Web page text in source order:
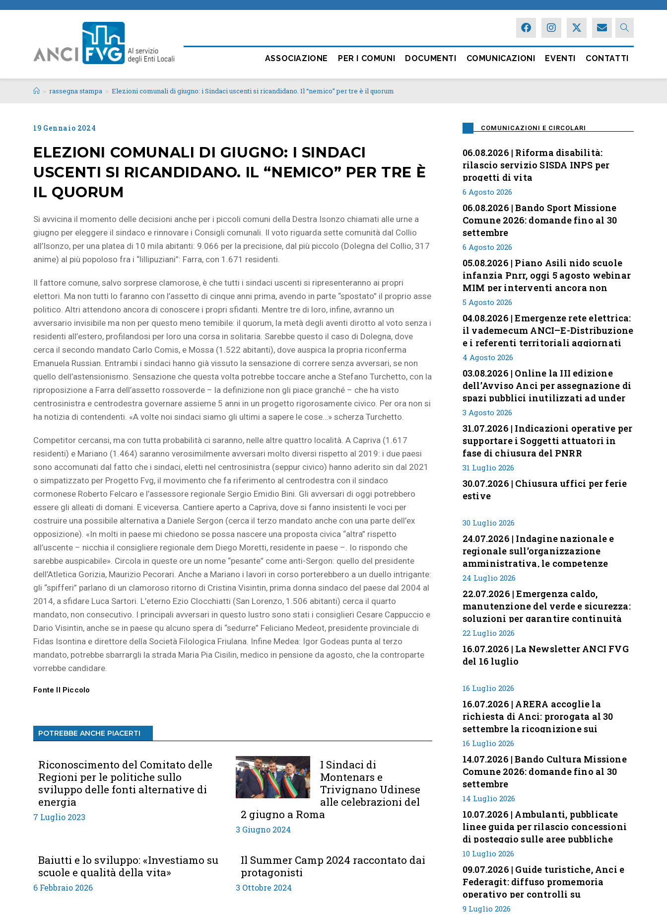
ASSOCIAZIONE PER I COMUNI DOCUMENTI COMUNICAZIONI EVENTI CONTATTI
> rassegna stampa > Elezioni comunali di giugno: i Sindaci uscenti si ricandidano. Il “nemico” per tre è il quorum
19 Gennaio 2024
ELEZIONI COMUNALI DI GIUGNO: I SINDACI
USCENTI SI RICANDIDANO. IL “NEMICO” PER TRE È
IL QUORUM
Si avvicina il momento delle decisioni anche per i piccoli comuni della Destra Isonzo chiamati alle urne a
giugno per eleggere il sindaco e rinnovare i Consigli comunali. Il voto riguarda sette comunità dal Collio
all’Isonzo, per una platea di 10 mila abitanti: 9.066 per la precisione, dal più piccolo (Dolegna del Collio, 317
anime) al più popoloso fra i “lillipuziani”: Farra, con 1.671 residenti.
Il fattore comune, salvo sorprese clamorose, è che tutti i sindaci uscenti si ripresenteranno ai propri
elettori. Ma non tutti lo faranno con l’assetto di cinque anni prima, avendo in parte “spostato” il proprio asse
politico. Altri attendono ancora di conoscere i propri sfidanti. Mentre tre di loro, infine, avranno un
avversario invisibile ma non per questo meno temibile: il quorum, la metà degli aventi dirotto al voto senza i
residenti all’estero, profilandosi per loro una corsa in solitaria. Sarebbe questo il caso di Dolegna, dove
cerca il secondo mandato Carlo Comis, e Mossa (1.522 abitanti), dove auspica la propria riconferma
Emanuela Russian. Entrambi i sindaci hanno già vissuto la sensazione di correre senza avversari, se non
quello dell’astensionismo. Sensazione che questa volta potrebbe toccare anche a Stefano Turchetto, con la
riproposizione a Farra dell’assetto rossoverde – la definizione non gli piace granché – che ha visto
centrosinistra e centrodestra governare assieme 5 anni in un progetto rigorosamente civico. Per ora non si
ha notizia di contendenti. «A volte noi sindaci siamo gli ultimi a sapere le cose…» scherza Turchetto.
Competitor cercansi, ma con tutta probabilità ci saranno, nelle altre quattro località. A Capriva (1.617
residenti) e Mariano (1.464) saranno verosimilmente avversari molto diversi rispetto al 2019: i due paesi
sono accomunati dal fatto che i sindaci, eletti nel centrosinistra (seppur civico) hanno aderito sin dal 2021
o simpatizzato per Progetto Fvg, il movimento che fa riferimento al centrodestra con il sindaco
cormonese Roberto Felcaro e l’assessore regionale Sergio Emidio Bini. Gli avversari di oggi potrebbero
essere gli alleati di domani. E viceversa. Cantiere aperto a Capriva, dove si fanno insistenti le voci per
costruire una possibile alternativa a Daniele Sergon (cerca il terzo mandato anche con una parte dell’ex
opposizione). «In molti in paese mi chiedono se possa nascere una proposta civica “altra” rispetto
all’uscente – nicchia il consigliere regionale dem Diego Moretti, residente in paese –. Io rispondo che
sarebbe auspicabile». Circola in queste ore un nome “pesante” come anti-Sergon: quello del presidente
dell’Atletica Gorizia, Maurizio Pecorari. Anche a Mariano i lavori in corso porterebbero a un duello intrigante:
gli “spifferi” parlano di un clamoroso ritorno di Cristina Visintin, prima donna sindaco del paese dal 2004 al
2014, a sfidare Luca Sartori. L’eterno Ezio Clocchiatti (San Lorenzo, 1.506 abitanti) cerca il quarto
mandato, non consecutivo. I principali avversari in questo lustro sono stati i consiglieri Cesare Cappuccio e
Dario Visintin, anche se in paese qu alcuno spera di “sedurre” Feliciano Medeot, presidente provinciale di
Fidas Isontina e direttore della Società Filologica Friulana. Infine Medea: Igor Godeas punta al terzo
mandato, potrebbe sbarrargli la strada Maria Pia Cisilin, medico in pensione da agosto, che la controparte
vorrebbe candidare.
Fonte Il Piccolo
POTREBBE ANCHE PIACERTI
Riconoscimento del Comitato delle
Regioni per le politiche sullo
sviluppo delle fonti alternative di
energia
7 Luglio 2023
I Sindaci di
Montenars e
Trivignano Udinese
alle celebrazioni del
2 giugno a Roma
3 Giugno 2024
Baiutti e lo sviluppo: «Investiamo su
scuole e qualità della vita»
6 Febbraio 2026
Il Summer Camp 2024 raccontato dai
protagonisti
3 Ottobre 2024
COMUNICAZIONI E CIRCOLARI
06.08.2026 | Riforma disabilità:
rilascio servizio SISDA INPS per
progetti di vita
6 Agosto 2026
06.08.2026 | Bando Sport Missione
Comune 2026: domande fino al 30
settembre
6 Agosto 2026
05.08.2026 | Piano Asili nido scuole
infanzia Pnrr, oggi 5 agosto webinar
MIM per interventi ancora non
conclusi
5 Agosto 2026
04.08.2026 | Emergenze rete elettrica:
il vademecum ANCI–E-Distribuzione
e i referenti territoriali aggiornati
4 Agosto 2026
03.08.2026 | Online la III edizione
dell’Avviso Anci per assegnazione di
spazi pubblici inutilizzati ad under
35
3 Agosto 2026
31.07.2026 | Indicazioni operative per
supportare i Soggetti attuatori in
fase di chiusura del PNRR
31 Luglio 2026
30.07.2026 | Chiusura uffici per ferie
estive
30 Luglio 2026
24.07.2026 | Indagine nazionale e
regionale sull’organizzazione
amministrativa, le competenze
professionali e i modelli di gestione
nei piccoli Comuni italiani
24 Luglio 2026
22.07.2026 | Emergenza caldo,
manutenzione del verde e sicurezza:
soluzioni per garantire continuità
servizi
22 Luglio 2026
16.07.2026 | La Newsletter ANCI FVG
del 16 luglio
16 Luglio 2026
16.07.2026 | ARERA accoglie la
richiesta di Anci: prorogata al 30
settembre la ricognizione sui
corrispettivi
16 Luglio 2026
14.07.2026 | Bando Cultura Missione
Comune 2026: domande fino al 30
settembre
14 Luglio 2026
10.07.2026 | Ambulanti, pubblicate
linee guida per rilascio concessioni
di posteggio sulle aree pubbliche
10 Luglio 2026
09.07.2026 | Guide turistiche, Anci e
Federagit: diffuso promemoria
operativo per controlli su
professione
9 Luglio 2026